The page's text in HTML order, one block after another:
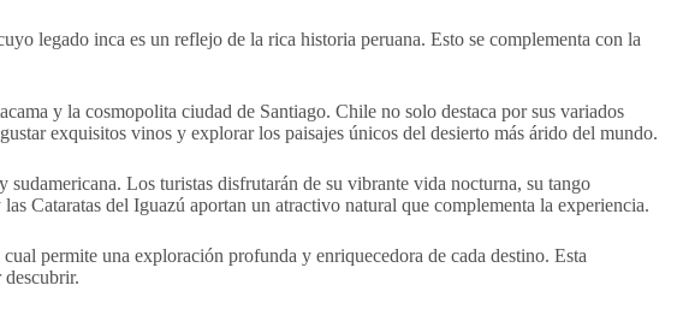
legado inca es un reflejo de la rica historia peruana. Esto se complementa con la
y la cosmopolita ciudad de Santiago. Chile no solo destaca por sus variados
exquisitos vinos y explorar los paisajes únicos del desierto más árido del mundo.
Los turistas disfrutarán de su vibrante vida nocturna, su tango
Cataratas del Iguazú aportan un atractivo natural que complementa la experiencia.
permite una exploración profunda y enriquecedora de cada destino. Esta